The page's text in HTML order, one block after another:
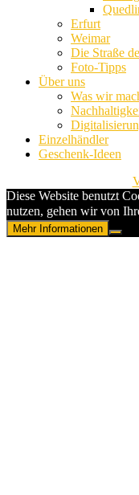
Erfurt
Weimar
Die Straße
Foto-Tipps
Über uns
Was wir
Einzelhändler
Geschenk-Ideen
Diese Website benutzt
nutzen, gehen wir von
Mehr Informationen